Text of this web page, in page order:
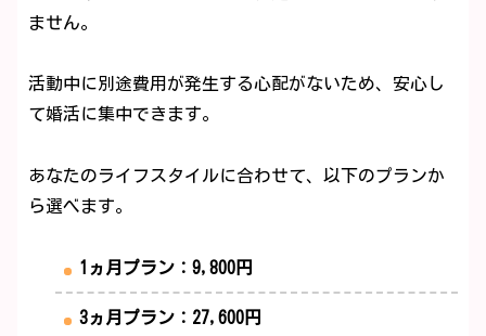
ません。
活動中に別途費用が発生する心配がないため、安心し
て婚活に集中できます。
あなたのライフスタイルに合わせて、以下のプランか
ら選べます。
1ヵ月プラン：9,800円
3ヵ月プラン：27,600円